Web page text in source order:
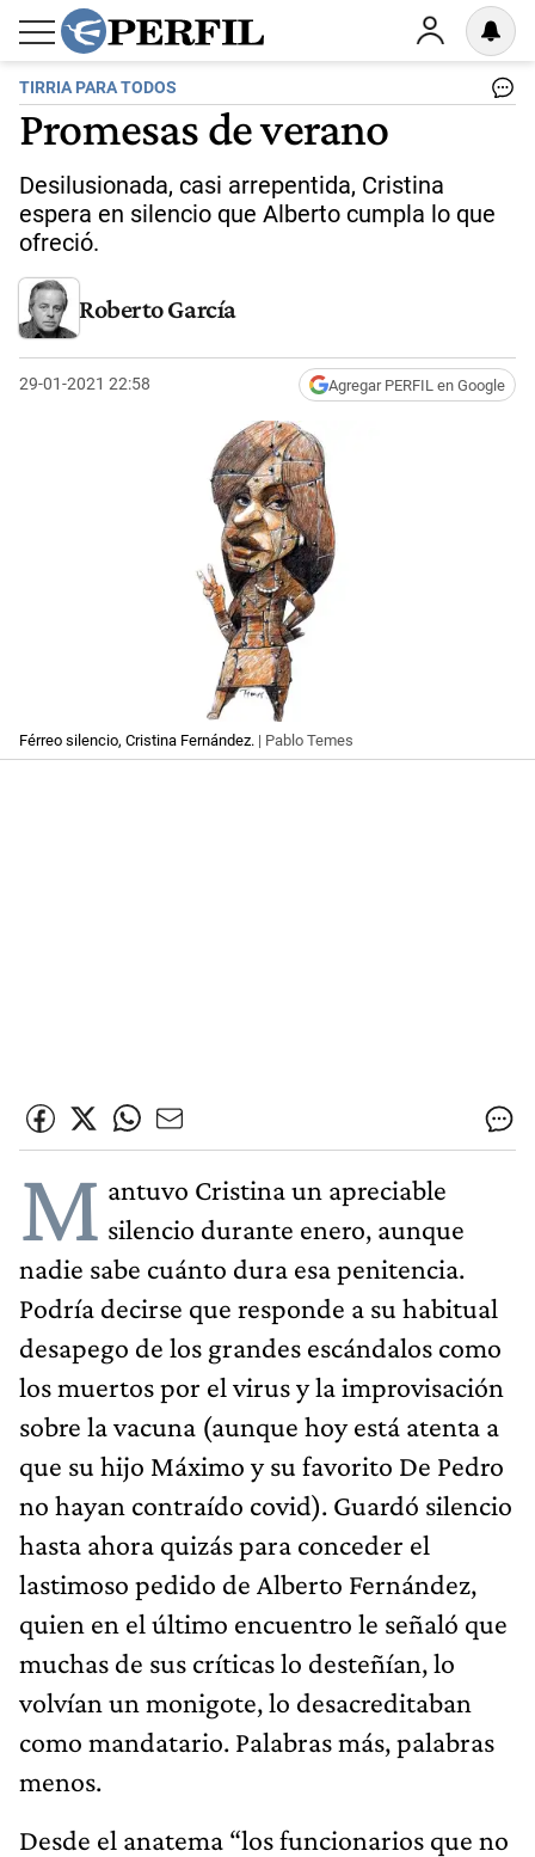
TIRRIA PARA TODOS
Promesas de verano
Desilusionada, casi arrepentida, Cristina
espera en silencio que Alberto cumpla lo que
ofreció.
Roberto García
29-01-2021 22:58 Agregar PERFIL en Google
Férreo silencio, Cristina Fernández. | Pablo Temes
M antuvo Cristina un apreciable
silencio durante enero, aunque
nadie sabe cuánto dura esa penitencia.
Podría decirse que responde a su habitual
desapego de los grandes escándalos como
los muertos por el virus y la improvisación
sobre la vacuna (aunque hoy está atenta a
que su hijo Máximo y su favorito De Pedro
no hayan contraído covid). Guardó silencio
hasta ahora quizás para conceder el
lastimoso pedido de Alberto Fernández,
quien en el último encuentro le señaló que
muchas de sus críticas lo desteñían, lo
volvían un monigote, lo desacreditaban
como mandatario. Palabras más, palabras
menos.
Desde el anatema “los funcionarios que no